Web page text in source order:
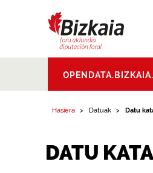
Aldundia.Diputacion
Foral de Bizkaia
Hasiera Datuak Datu
DATU